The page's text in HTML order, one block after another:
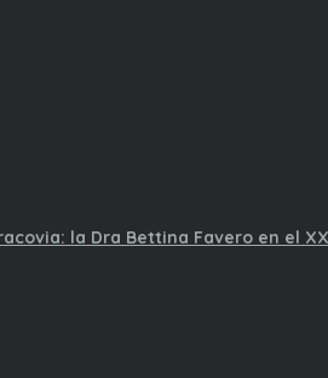
la Dra Bettina Favero en el